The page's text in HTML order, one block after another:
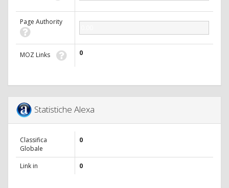
Page Authority
MOZ Links 0
Statistiche Alexa
Classifica
Globale
0
Link in 0